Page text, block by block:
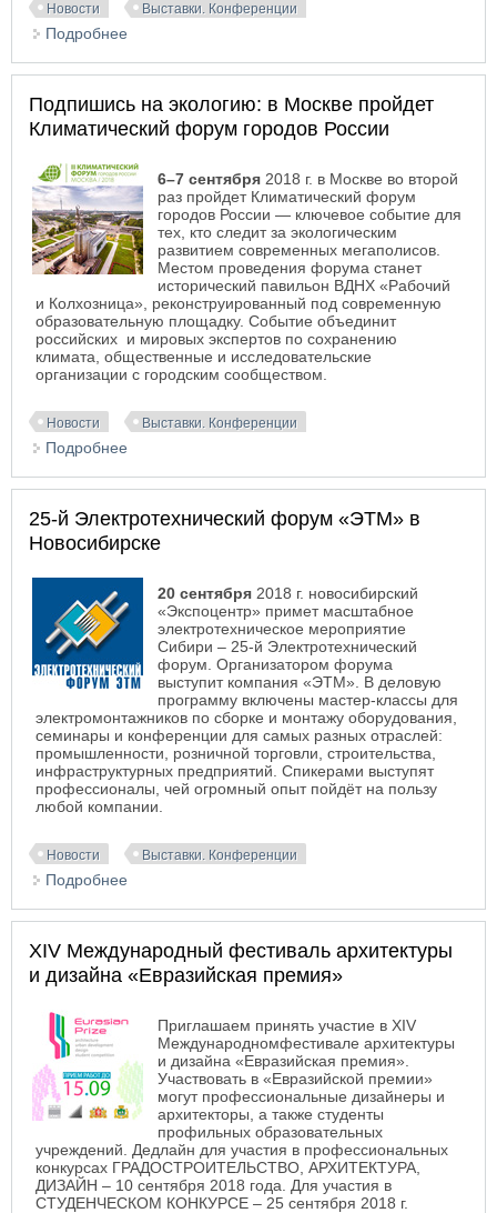
Новости Выставки. Конференции
Подробнее
Подпишись на экологию: в Москве пройдет
Климатический форум городов России
6–7 сентября 2018 г. в Москве во второй
раз пройдет Климатический форум
городов России — ключевое событие для
тех, кто следит за экологическим
развитием современных мегаполисов.
Местом проведения форума станет
исторический павильон ВДНХ «Рабочий
и Колхозница», реконструированный под современную
образовательную площадку. Событие объединит
российских и мировых экспертов по сохранению
климата, общественные и исследовательские
организации с городским сообществом.
Новости Выставки. Конференции
Подробнее
25-й Электротехнический форум «ЭТМ» в
Новосибирске
20 сентября 2018 г. новосибирский
«Экспоцентр» примет масштабное
электротехническое мероприятие
Сибири – 25-й Электротехнический
форум. Организатором форума
выступит компания «ЭТМ». В деловую
программу включены мастер-классы для
электромонтажников по сборке и монтажу оборудования,
семинары и конференции для самых разных отраслей:
промышленности, розничной торговли, строительства,
инфраструктурных предприятий. Спикерами выступят
профессионалы, чей огромный опыт пойдёт на пользу
любой компании.
Новости Выставки. Конференции
Подробнее
XIV Международный фестиваль архитектуры
и дизайна «Евразийская премия»
Приглашаем принять участие в XIV
Международномфестивале архитектуры
и дизайна «Евразийская премия».
Участвовать в «Евразийской премии»
могут профессиональные дизайнеры и
архитекторы, а также студенты
профильных образовательных
учреждений. Дедлайн для участия в профессиональных
конкурсах ГРАДОСТРОИТЕЛЬСТВО, АРХИТЕКТУРА,
ДИЗАЙН – 10 сентября 2018 года. Для участия в
СТУДЕНЧЕСКОМ КОНКУРСЕ – 25 сентября 2018 г.